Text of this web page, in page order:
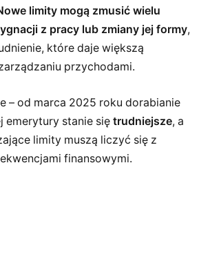
limity mogą zmusić wielu
z pracy lub zmiany jej formy,
które daje większą
przychodami.
– od marca 2025 roku dorabianie
emerytury stanie się trudniejsze, a
limity muszą liczyć się z
finansowymi.